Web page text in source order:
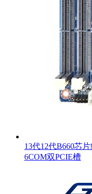
13代12代B660芯
6COM双PCIE槽